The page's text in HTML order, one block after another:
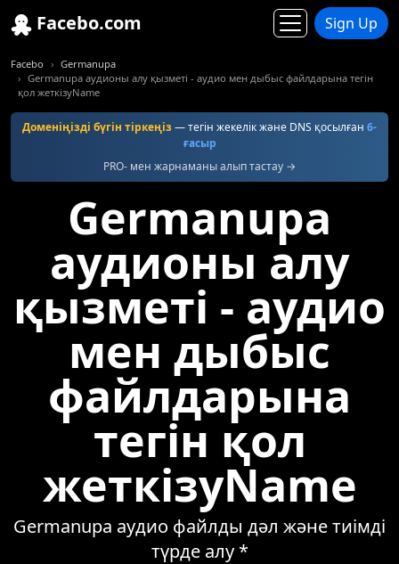
Facebo.com Sign Up
Facebo
Germanupa
Germanupa аудионы алу қызметі - аудио мен дыбыс файлдарына тегін
қол жеткізуName
Доменіңізді бүгін тіркеңіз— тегін жекелік және DNS қосылған 6-
ғасыр
PRO- мен жарнаманы алып тастау →
Germanupa
аудионы алу
қызметі - аудио
мен дыбыс
файлдарына
тегін қол
жеткізуName
Germanupa аудио файлды дәл және тиімді
түрде алу *